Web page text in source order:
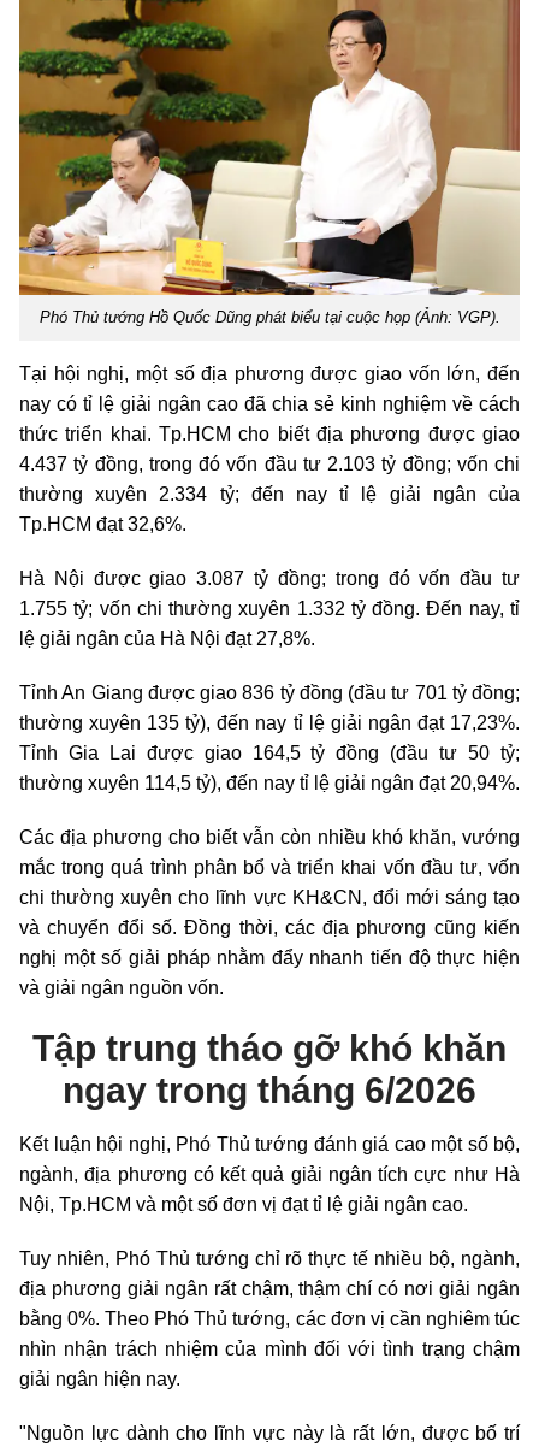
Phó Thủ tướng Hồ Quốc Dũng phát biểu tại cuộc họp (Ảnh: VGP).
Tại hội nghị, một số địa phương được giao vốn lớn, đến
nay có tỉ lệ giải ngân cao đã chia sẻ kinh nghiệm về cách
thức triển khai. Tp.HCM cho biết địa phương được giao
4.437 tỷ đồng, trong đó vốn đầu tư 2.103 tỷ đồng; vốn chi
thường xuyên 2.334 tỷ; đến nay tỉ lệ giải ngân của
Tp.HCM đạt 32,6%.
Hà Nội được giao 3.087 tỷ đồng; trong đó vốn đầu tư
1.755 tỷ; vốn chi thường xuyên 1.332 tỷ đồng. Đến nay, tỉ
lệ giải ngân của Hà Nội đạt 27,8%.
Tỉnh An Giang được giao 836 tỷ đồng (đầu tư 701 tỷ đồng;
thường xuyên 135 tỷ), đến nay tỉ lệ giải ngân đạt 17,23%.
Tỉnh Gia Lai được giao 164,5 tỷ đồng (đầu tư 50 tỷ;
thường xuyên 114,5 tỷ), đến nay tỉ lệ giải ngân đạt 20,94%.
Các địa phương cho biết vẫn còn nhiều khó khăn, vướng
mắc trong quá trình phân bổ và triển khai vốn đầu tư, vốn
chi thường xuyên cho lĩnh vực KH&CN, đổi mới sáng tạo
vàchuyển đổi số. Đồng thời, các địa phương cũng kiến
nghị một số giải pháp nhằm đẩy nhanh tiến độ thực hiện
và giải ngân nguồn vốn.
Tập trung tháo gỡ khó khăn
ngay trong tháng 6/2026
Kết luận hội nghị, Phó Thủ tướng đánh giá cao một số bộ,
ngành, địa phương có kết quả giải ngân tích cực như Hà
Nội, Tp.HCM và một số đơn vị đạt tỉ lệ giải ngân cao.
Tuy nhiên, Phó Thủ tướng chỉ rõ thực tế nhiều bộ, ngành,
địa phương giải ngân rất chậm, thậm chí có nơi giải ngân
bằng 0%. Theo Phó Thủ tướng, các đơn vị cần nghiêm túc
nhìn nhận trách nhiệm của mình đối với tình trạng chậm
giải ngân hiện nay.
"Nguồn lực dành cho lĩnh vực này là rất lớn, được bố trí